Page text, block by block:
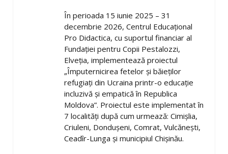
În perioada 15 iunie 2025 – 31
decembrie 2026, Centrul Educațional
Pro Didactica, cu suportul financiar al
Fundației pentru Copii Pestalozzi,
Elveția, implementează proiectul
„Împuternicirea fetelor și băieților
refugiați din Ucraina printr-o educație
incluzivă și empatică în Republica
Moldova”. Proiectul este implementat în
7 localități după cum urmează: Cimișlia,
Criuleni, Dondușeni, Comrat, Vulcănești,
Ceadîr-Lunga și municipiul Chișinău.